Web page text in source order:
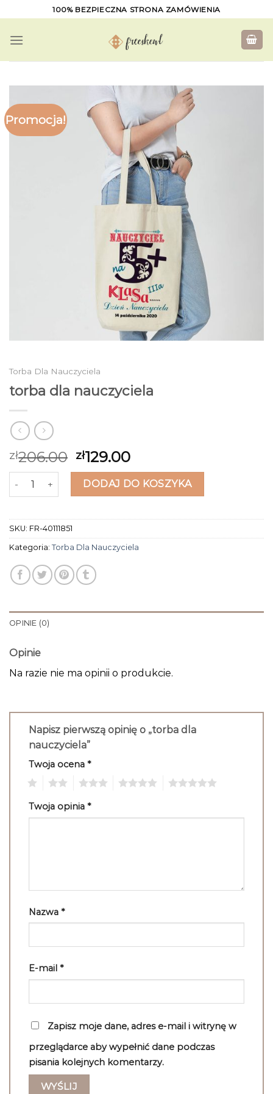
to
content
100% BEZPIECZNA STRONA ZAMÓWIENIA
Promocja!
Torba Dla Nauczyciela
torba dla nauczyciela
zł206.00 zł129.00
ilość torba dla nauczycielaDODAJ DO KOSZYKA
SKU: FR-40111851
Kategoria: Torba Dla Nauczyciela
OPINIE (0)
Opinie
Na razie nie ma opinii o produkcie.
Napisz pierwszą opinię o „torba dla
nauczyciela”
Twoja ocena *
Twoja opinia *
Nazwa *
E-mail *
Zapisz moje dane, adres e-mail i witrynę w
przeglądarce aby wypełnić dane podczas
pisania kolejnych komentarzy.